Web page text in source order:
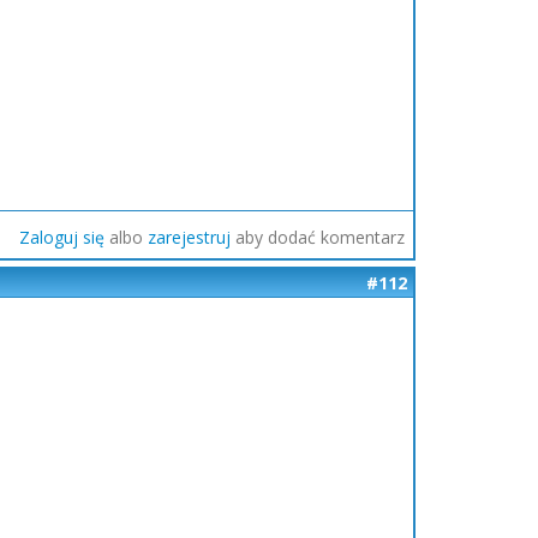
Zaloguj się albo zarejestruj aby dodać komentarz
#112